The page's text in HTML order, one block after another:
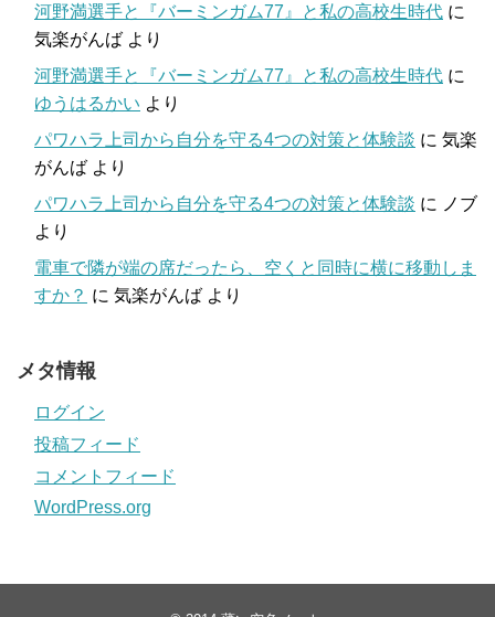
河野満選手と『バーミンガム77』と私の高校生時代 に
気楽がんば より
河野満選手と『バーミンガム77』と私の高校生時代 に
ゆうはるかい より
パワハラ上司から自分を守る4つの対策と体験談 に 気楽
がんば より
パワハラ上司から自分を守る4つの対策と体験談 に ノブ
より
電車で隣が端の席だったら、空くと同時に横に移動しま
すか？ に 気楽がんば より
メタ情報
ログイン
投稿フィード
コメントフィード
WordPress.org